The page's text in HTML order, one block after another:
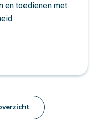
en toedienen met